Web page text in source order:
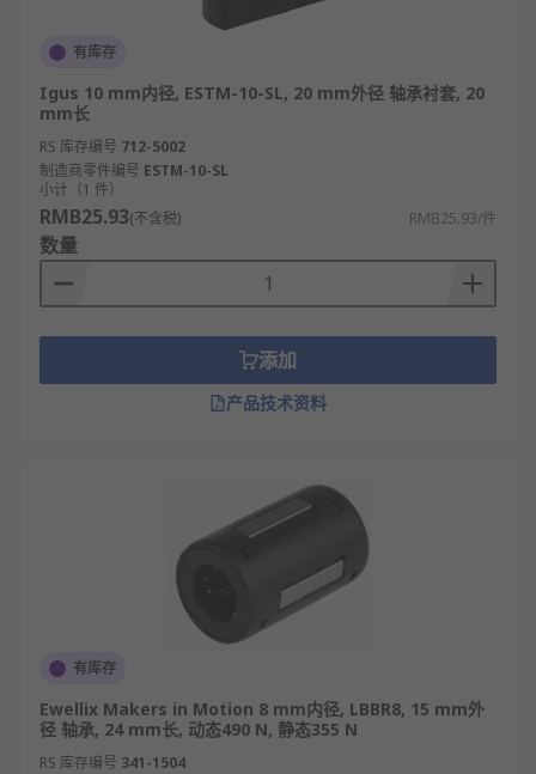
有库存
Igus 10 mm内径, ESTM-10-SL, 20 mm外径 轴承衬套, 20
mm长
RS 库存编号 712-5002
制造商零件编号 ESTM-10-SL
小计（1 件）
RMB25.93(不含税) RMB25.93/件
数量
添加
产品技术资料
有库存
Ewellix Makers in Motion 8 mm内径, LBBR8, 15 mm外
径 轴承, 24 mm长, 动态490 N, 静态355 N
RS 库存编号 341-1504